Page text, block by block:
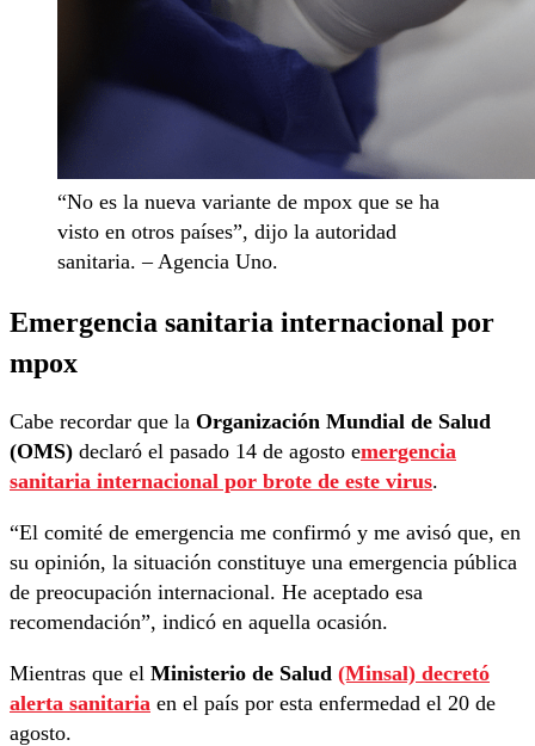
“No es la nueva variante de mpox que se ha
visto en otros países”, dijo la autoridad
sanitaria. – Agencia Uno.
Emergencia sanitaria internacional por
mpox
Cabe recordar que la Organización Mundial de Salud
(OMS) declaró el pasado 14 de agosto emergencia
sanitaria internacional por brote de este virus.
“El comité de emergencia me confirmó y me avisó que, en
su opinión, la situación constituye una emergencia pública
de preocupación internacional. He aceptado esa
recomendación”, indicó en aquella ocasión.
Mientras que el Ministerio de Salud (Minsal) decretó
alerta sanitaria en el país por esta enfermedad el 20 de
agosto.